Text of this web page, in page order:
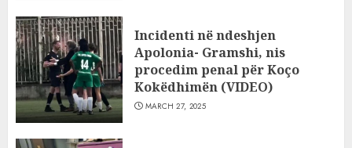
Incidenti në ndeshjen
Apolonia- Gramshi, nis
procedim penal për Koço
Kokëdhimën (VIDEO)
MARCH 27, 2025